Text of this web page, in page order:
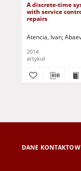
A discrete-time
with service
repairs
Atencia, Ivan
2014
artykuł
DANE